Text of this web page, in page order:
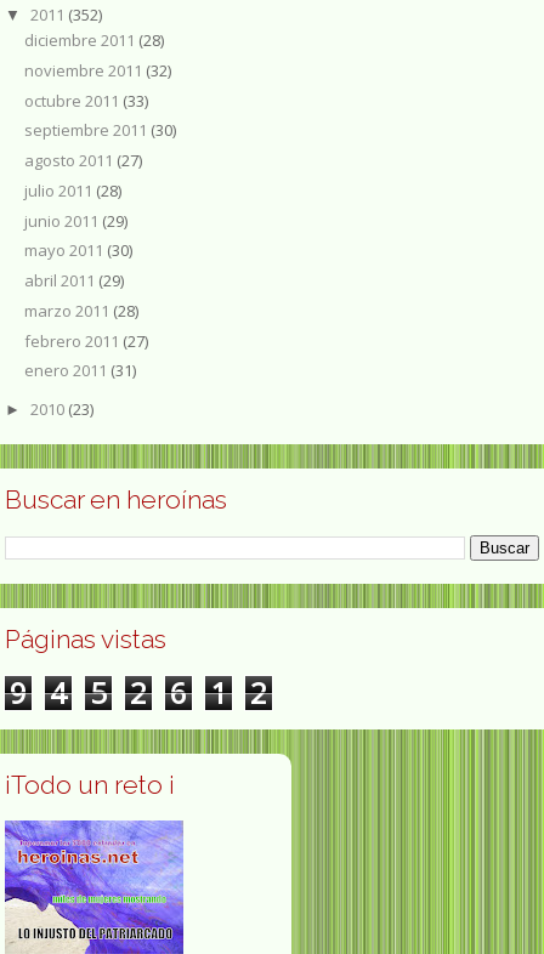
▼ 2011 (352)
diciembre 2011 (28)
noviembre 2011 (32)
octubre 2011 (33)
septiembre 2011 (30)
agosto 2011 (27)
julio 2011 (28)
junio 2011 (29)
mayo 2011 (30)
abril 2011 (29)
marzo 2011 (28)
febrero 2011 (27)
enero 2011 (31)
► 2010 (23)
Buscar en heroínas
Páginas vistas
9 4 5 2 6 1 2
¡Todo un reto ¡